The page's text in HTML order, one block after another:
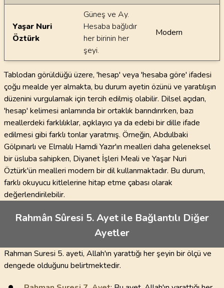
Yaşar Nuri
Öztürk
Güneş ve Ay.
Hesaba bağlıdır
her birinin her
şeyi.
Modern
Tablodan görüldüğü üzere, 'hesap' veya 'hesaba göre' ifadesi
çoğu mealde yer almakta, bu durum ayetin özünü ve yaratılışın
düzenini vurgulamak için tercih edilmiş olabilir. Dilsel açıdan,
'hesap' kelimesi anlamında bir ortaklık barındırırken, bazı
meallerdeki farklılıklar, açıklayıcı ya da edebi bir dille ifade
edilmesi gibi farklı tonlar yaratmış. Örneğin, Abdulbaki
Gölpınarlı ve Elmalılı Hamdi Yazır'ın mealleri daha geleneksel
bir üsluba sahipken, Diyanet İşleri Meali ve Yaşar Nuri
Öztürk'ün mealleri modern bir dil kullanmaktadır. Bu durum,
farklı okuyucu kitlelerine hitap etme çabası olarak
değerlendirilebilir.
Rahmân Sûresi 5. Ayet ile Bağlantılı Diğer
Ayetler
Rahman Suresi 5. ayeti, Allah'ın yarattığı her şeyin bir ölçü ve
dengede olduğunu belirtmektedir.